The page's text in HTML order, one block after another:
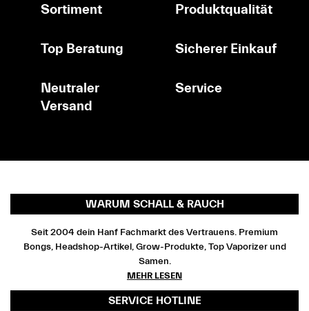
Sortiment
Produktqualität
Top Beratung Sicherer Einkauf
Neutraler
Versand
Service
WARUM SCHALL & RAUCH
Seit 2004 dein Hanf Fachmarkt des Vertrauens. Premium
Bongs, Headshop-Artikel, Grow-Produkte, Top Vaporizer und
Samen.
MEHR LESEN
SERVICE HOTLINE